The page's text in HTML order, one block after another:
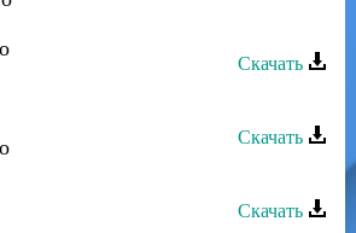
Скачать
Золотая рыбка
Скачать
Скачать